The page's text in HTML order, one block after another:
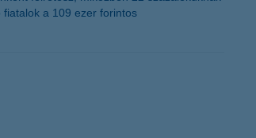
a 109 ezer forintos